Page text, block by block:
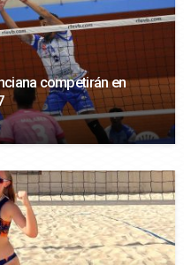
competirán en